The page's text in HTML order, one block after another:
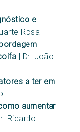
e
Rosa
| Dr. João
a ter em
aumentar
Ricardo